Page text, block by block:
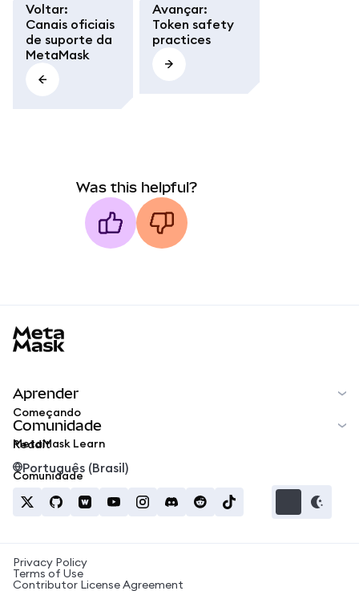
Voltar:
Canais oficiais
de suporte da
MetaMask
Avançar:
Token safety
practices
Was this helpful?
Aprender
Começando
MetaMask Learn
Comunidade
Reddit
Comunidade
Português (Brasil)
Privacy Policy
Terms of Use
Contributor License Agreement